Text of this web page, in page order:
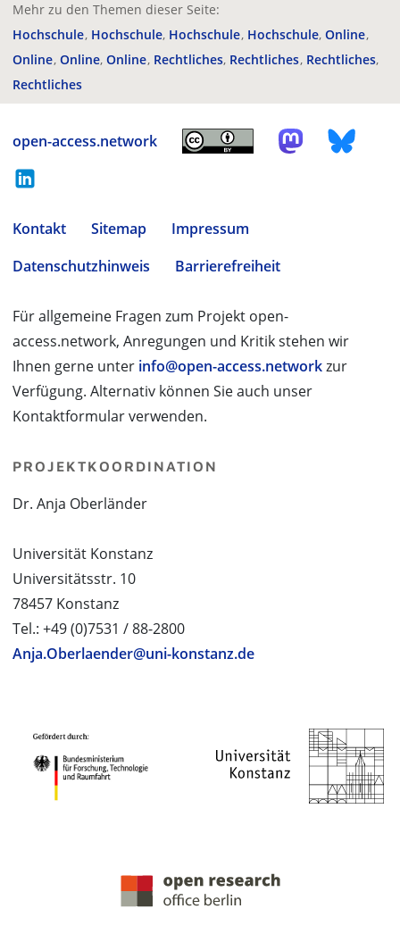
Mehr zu den Themen dieser Seite:
Hochschule Hochschule Hochschule Hochschule Online
Online Online Online Rechtliches Rechtliches Rechtliches
Rechtliches
open-access.network
Kontakt Sitemap
Impressum
Datenschutzhinweis
Barrierefreiheit
Für allgemeine Fragen zum Projekt open-
access.network, Anregungen und Kritik stehen wir
Ihnen gerne unter info@open-access.networkzur
Verfügung. Alternativ können Sie auch unser
Kontaktformular verwenden.
PROJEKTKOORDINATION
Dr. Anja Oberländer
Universität Konstanz
Universitätsstr. 10
78457 Konstanz
Tel.: +49 (0)7531 / 88-2800
Anja.Oberlaender@uni-konstanz.de